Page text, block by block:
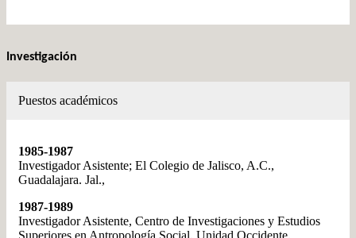
Investigación
Puestos académicos
1985-1987
Investigador Asistente; El Colegio de Jalisco, A.C.,
Guadalajara. Jal.,
1987-1989
Investigador Asistente, Centro de Investigaciones y Estudios